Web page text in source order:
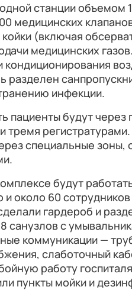
станции объемом
медицинских
(включая
медицинских
кондиционирования
разделен
инфекции.
пациенты будут
тремя
специальные
будут
и около 60
гардероб и
санузлов с
коммуникации —
слаботочный
работу
пункты мойки и